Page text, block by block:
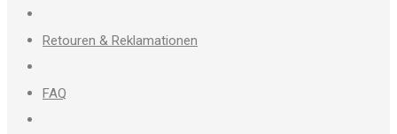
Retouren & Reklamationen
FAQ